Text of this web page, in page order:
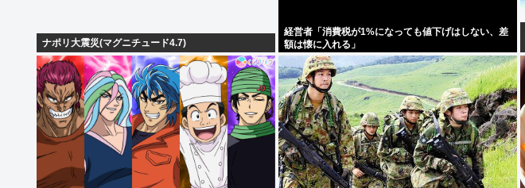
ナポリ大震災(マグニチュード4.7)
経営者「消費税が1%になっても値下げはしない、差
額は懐に入れる」